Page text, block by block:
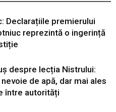
Declarațiile premierului
reprezintă o ingerință
despre lecția Nistrului:
de apă, dar mai ales
între autorități